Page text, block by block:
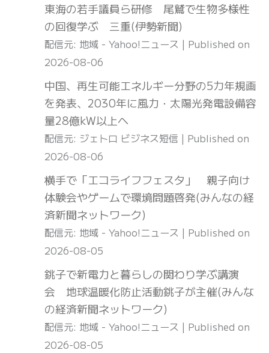
東海の若手議員ら研修 尾鷲で生物多様性
の回復学ぶ 三重(伊勢新聞)
配信元: 地域 - Yahoo!ニュース
Published on
2026-08-06
中国、再生可能エネルギー分野の5カ年規画
を発表、2030年に風力・太陽光発電設備容
量28億kW以上へ
配信元: ジェトロ ビジネス短信
Published on
2026-08-06
横手で「エコライフフェスタ」 親子向け
体験会やゲームで環境問題啓発(みんなの経
済新聞ネットワーク)
配信元: 地域 - Yahoo!ニュース
Published on
2026-08-05
銚子で新電力と暮らしの関わり学ぶ講演
会 地球温暖化防止活動銚子が主催(みんな
の経済新聞ネットワーク)
配信元: 地域 - Yahoo!ニュース
Published on
2026-08-05